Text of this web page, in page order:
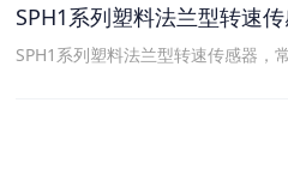
SPH1系列塑料法兰型转速
SPH1系列塑料法兰型转速传感器，